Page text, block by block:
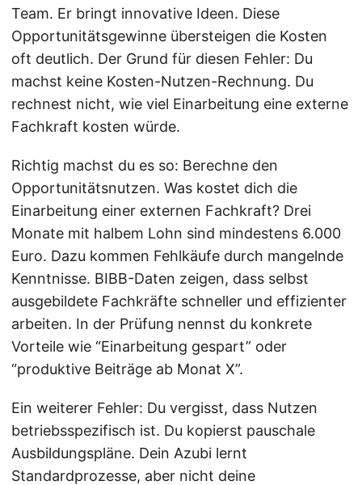
Team. Er bringt innovative Ideen. Diese
Opportunitätsgewinne übersteigen die Kosten
oft deutlich. Der Grund für diesen Fehler: Du
machst keine Kosten-Nutzen-Rechnung. Du
rechnest nicht, wie viel Einarbeitung eine externe
Fachkraft kosten würde.
Richtig machst du es so: Berechne den
Opportunitätsnutzen. Was kostet dich die
Einarbeitung einer externen Fachkraft? Drei
Monate mit halbem Lohn sind mindestens 6.000
Euro. Dazu kommen Fehlkäufe durch mangelnde
Kenntnisse. BIBB-Daten zeigen, dass selbst
ausgebildete Fachkräfte schneller und effizienter
arbeiten. In der Prüfung nennst du konkrete
Vorteile wie “Einarbeitung gespart” oder
“produktive Beiträge ab Monat X”.
Ein weiterer Fehler: Du vergisst, dass Nutzen
betriebsspezifisch ist. Du kopierst pauschale
Ausbildungspläne. Dein Azubi lernt
Standardprozesse, aber nicht deine